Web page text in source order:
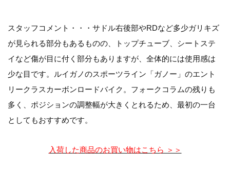
スタッフコメント・・・サドル右後部やRDなど多少ガリキズ
が見られる部分もあるものの、トップチューブ、シートステ
イなど傷が目に付く部分もありますが、全体的には使用感は
少な目です。ルイガノのスポーツライン「ガノー」のエント
リークラスカーボンロードバイク。フォークコラムの残りも
多く、ポジションの調整幅が大きくとれるため、最初の一台
としてもおすすめです。
入荷した商品のお買い物はこちら ＞＞